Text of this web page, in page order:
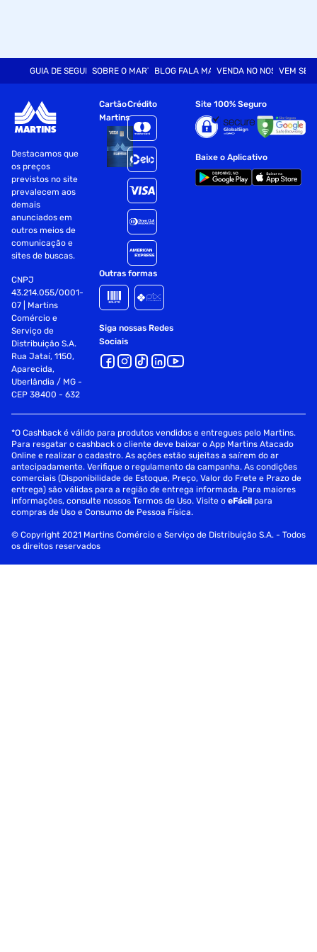
GUIA DE SEGURANÇASOBRE O MARTINSBLOG FALA MARTVENDA NO NOSSO SITE
VEM SER
Destacamos que
os preços
previstos no site
prevalecem aos
demais
anunciados em
outros meios de
comunicação e
sites de buscas.
CNPJ
43.214.055/0001-
07 | Martins
Comércio e
Serviço de
Distribuição S.A.
Rua Jataí, 1150,
Aparecida,
Uberlândia / MG -
CEP 38400 - 632
Cartão
Martins
Crédito
Outras formas
Siga nossas Redes
Sociais
Site 100% Seguro
Baixe o Aplicativo
*O Cashback é válido para produtos vendidos e entregues pelo Martins.
Para resgatar o cashback o cliente deve baixar o App Martins Atacado
Online e realizar o cadastro. As ações estão sujeitas a saírem do ar
antecipadamente. Verifique o regulamento da campanha. As condições
comerciais (Disponibilidade de Estoque, Preço, Valor do Frete e Prazo de
entrega) são válidas para a região de entrega informada. Para maiores
informações, consulte nossos Termos de Uso. Visite oeFácil para
compras de Uso e Consumo de Pessoa Física.
© Copyright 2021 Martins Comércio e Serviço de Distribuição S.A. - Todos
os direitos reservados